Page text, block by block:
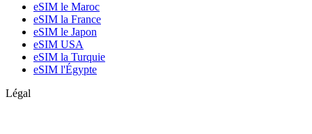
eSIM le Maroc
eSIM la France
eSIM le Japon
eSIM USA
eSIM la Turquie
eSIM l'Égypte
Légal